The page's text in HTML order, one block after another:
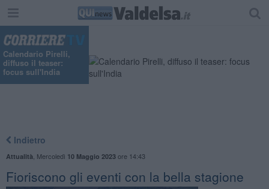
Calendario Pirelli,
diffuso il teaser:
focus sull'India
Indietro
Attualità Mercoledì 10 Maggio 2023ore 14:43
Fioriscono gli eventi con la bella stagione